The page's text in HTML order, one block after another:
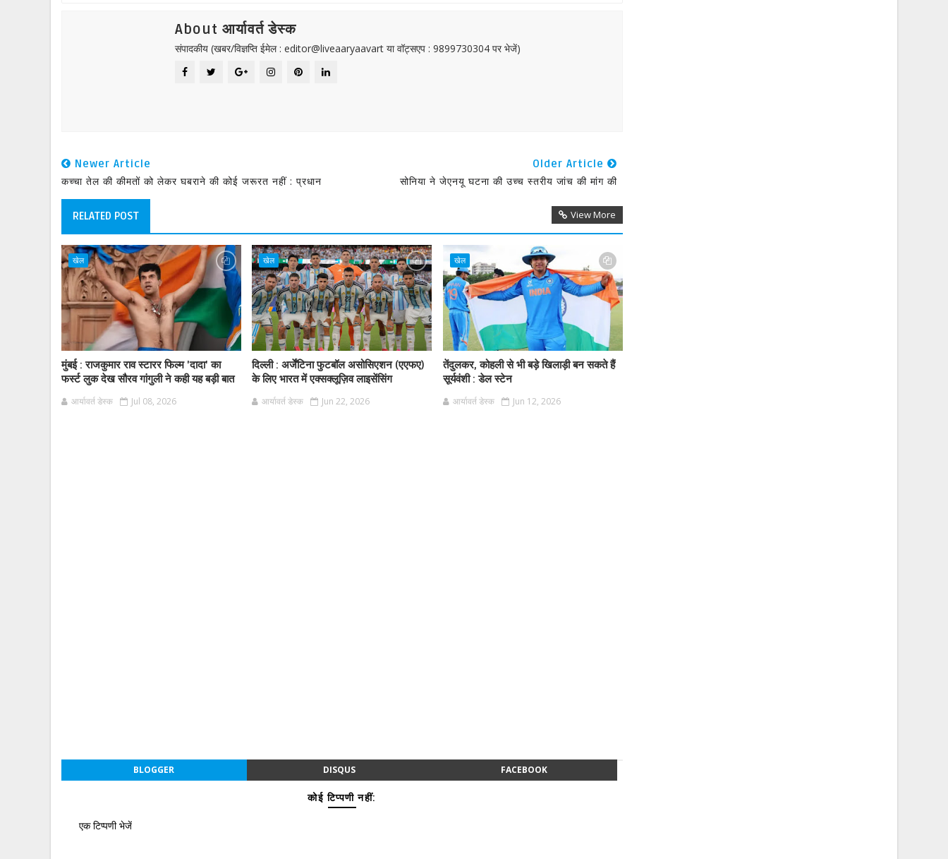
About आर्यावर्त डेस्क
संपादकीय (खबर/विज्ञप्ति ईमेल : editor@liveaaryaavart या वॉट्सएप : 9899730304 पर भेजें)
Newer Article
कच्चा तेल की कीमतों को लेकर घबराने की कोई जरूरत नहीं : प्रधान
Older Article
सोनिया ने जेएनयू घटना की उच्च स्तरीय जांच की मांग की
RELATED POST View More
खेल
मुंबई : राजकुमार राव स्टारर फिल्म 'दादा' का
फर्स्ट लुक देख सौरव गांगुली ने कही यह बड़ी बात
आर्यावर्त डेस्क Jul 08, 2026
खेल
दिल्ली : अर्जेंटिना फुटबॉल असोसिएशन (एएफए)
के लिए भारत में एक्सक्लूज़िव लाइसेंसिंग
आर्यावर्त डेस्क Jun 22, 2026
खेल
तेंदुलकर, कोहली से भी बड़े खिलाड़ी बन सकते हैं
सूर्यवंशी : डेल स्टेन
आर्यावर्त डेस्क Jun 12, 2026
BLOGGER DISQUS FACEBOOK
कोई टिप्पणी नहीं:
एक टिप्पणी भेजें